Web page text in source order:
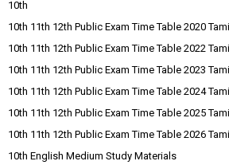
10th
10th 11th 12th Public Exam Time Table 2020
10th 11th 12th Public Exam Time Table 2022
10th 11th 12th Public Exam Time Table 2023
10th 11th 12th Public Exam Time Table 2024
10th 11th 12th Public Exam Time Table 2025
10th 11th 12th Public Exam Time Table 2026
10th English Medium Study Materials